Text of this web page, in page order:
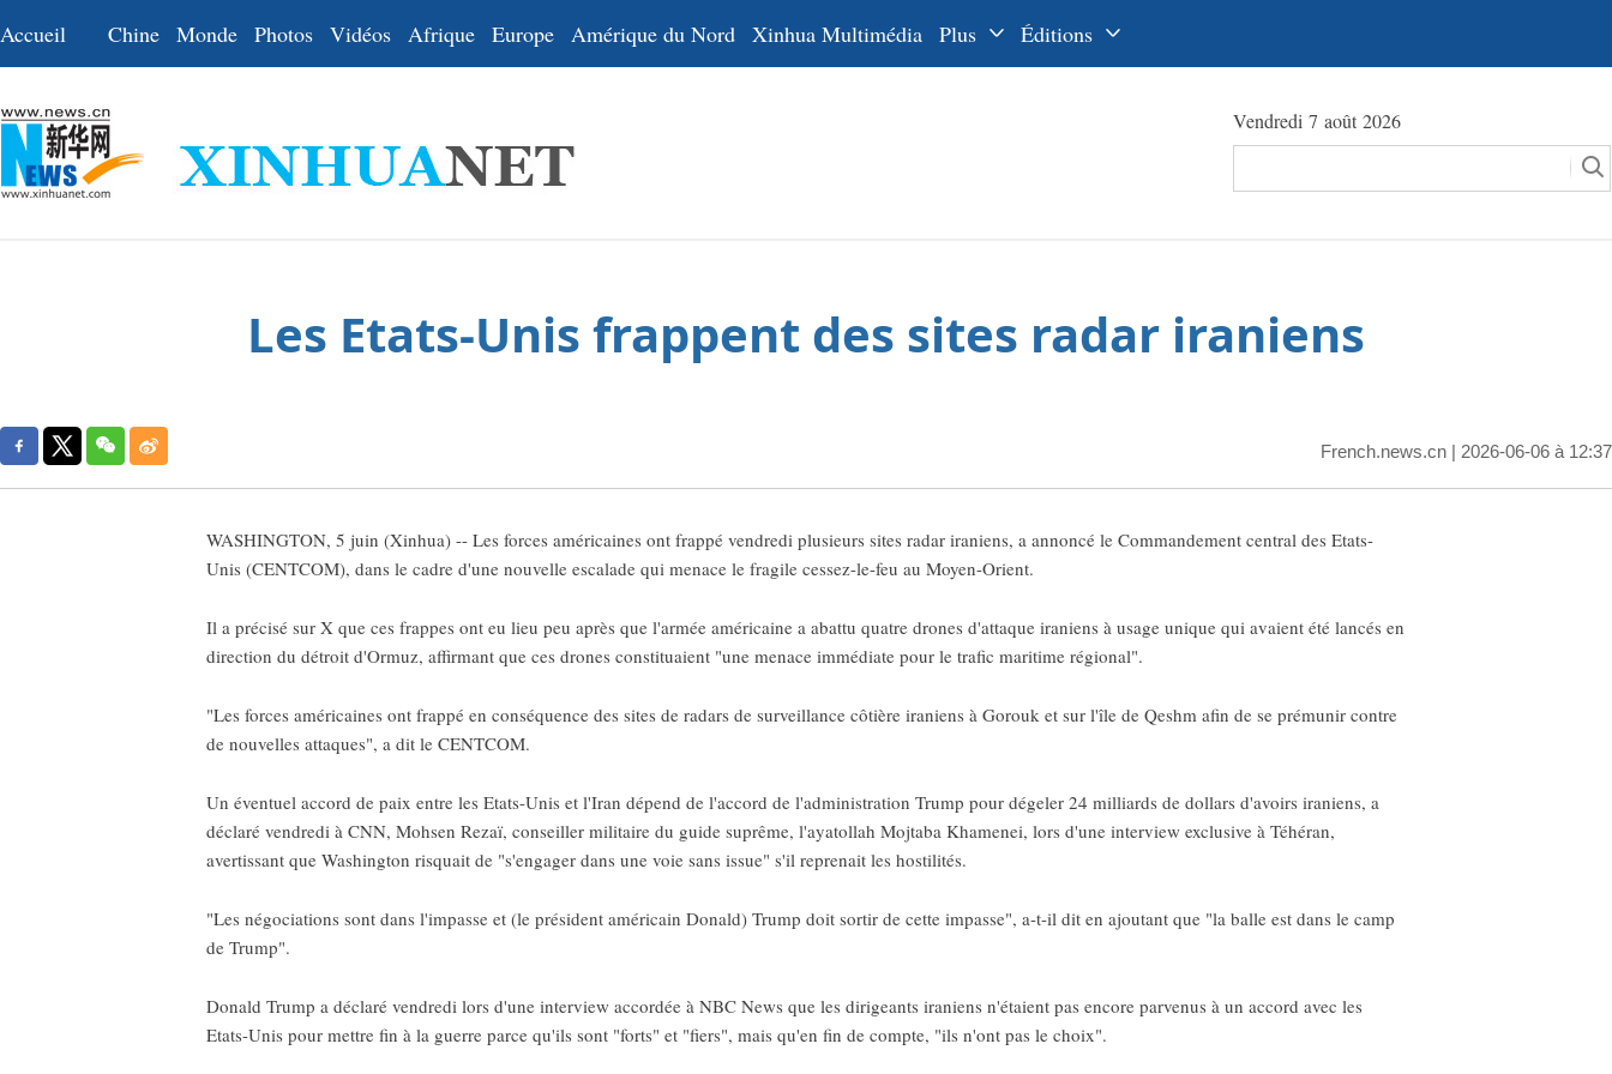
Accueil Chine Monde Photos Vidéos Afrique Europe Amérique du Nord Xinhua Multimédia Plus Éditions
عربي
Vendredi 7 août 2026
Les Etats-Unis frappent des sites radar iraniens
French.news.cn | 2026-06-06 à 12:37
WASHINGTON, 5 juin (Xinhua) -- Les forces américaines ont frappé vendredi plusieurs sites radar iraniens, a annoncé le Commandement central des Etats-
Unis (CENTCOM), dans le cadre d'une nouvelle escalade qui menace le fragile cessez-le-feu au Moyen-Orient.
Il a précisé sur X que ces frappes ont eu lieu peu après que l'armée américaine a abattu quatre drones d'attaque iraniens à usage unique qui avaient été lancés en
direction du détroit d'Ormuz, affirmant que ces drones constituaient "une menace immédiate pour le trafic maritime régional".
"Les forces américaines ont frappé en conséquence des sites de radars de surveillance côtière iraniens à Gorouk et sur l'île de Qeshm afin de se prémunir contre
de nouvelles attaques", a dit le CENTCOM.
Un éventuel accord de paix entre les Etats-Unis et l'Iran dépend de l'accord de l'administration Trump pour dégeler 24 milliards de dollars d'avoirs iraniens, a
déclaré vendredi à CNN, Mohsen Rezaï, conseiller militaire du guide suprême, l'ayatollah Mojtaba Khamenei, lors d'une interview exclusive à Téhéran,
avertissant que Washington risquait de "s'engager dans une voie sans issue" s'il reprenait les hostilités.
"Les négociations sont dans l'impasse et (le président américain Donald) Trump doit sortir de cette impasse", a-t-il dit en ajoutant que "la balle est dans le camp
de Trump".
Donald Trump a déclaré vendredi lors d'une interview accordée à NBC News que les dirigeants iraniens n'étaient pas encore parvenus à un accord avec les
Etats-Unis pour mettre fin à la guerre parce qu'ils sont "forts" et "fiers", mais qu'en fin de compte, "ils n'ont pas le choix".